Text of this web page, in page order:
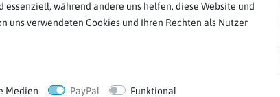
während andere uns helfen, diese Website und
uns verwendeten Cookies und Ihren Rechten als Nutzer
Medien PayPal Funktional